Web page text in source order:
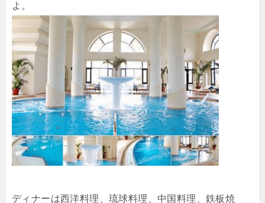
よ。
ディナーは西洋料理、琉球料理、中国料理、鉄板焼